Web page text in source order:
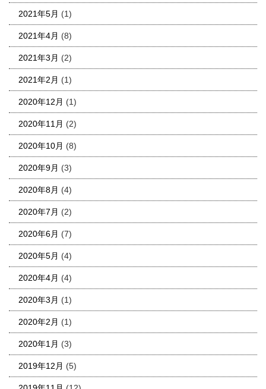
2021年5月 (1)
2021年4月 (8)
2021年3月 (2)
2021年2月 (1)
2020年12月 (1)
2020年11月 (2)
2020年10月 (8)
2020年9月 (3)
2020年8月 (4)
2020年7月 (2)
2020年6月 (7)
2020年5月 (4)
2020年4月 (4)
2020年3月 (1)
2020年2月 (1)
2020年1月 (3)
2019年12月 (5)